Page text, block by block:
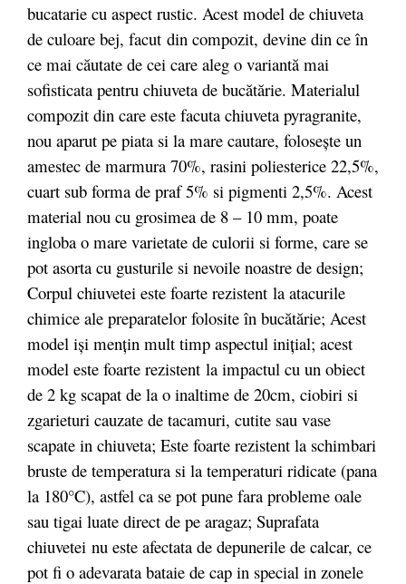
bucatarie cu aspect rustic. Acest model de chiuveta
de culoare bej, facut din compozit, devine din ce în
ce mai căutate de cei care aleg o variantă mai
sofisticata pentru chiuveta de bucătărie. Materialul
compozit din care este facuta chiuveta pyragranite,
nou aparut pe piata si la mare cautare, folosește un
amestec de marmura 70%, rasini poliesterice 22,5%,
cuart sub forma de praf 5% si pigmenti 2,5%. Acest
material nou cu grosimea de 8 – 10 mm, poate
ingloba o mare varietate de culorii si forme, care se
pot asorta cu gusturile si nevoile noastre de design;
Corpul chiuvetei este foarte rezistent la atacurile
chimice ale preparatelor folosite în bucătărie; Acest
model iși mențin mult timp aspectul inițial; acest
model este foarte rezistent la impactul cu un obiect
de 2 kg scapat de la o inaltime de 20cm, ciobiri si
zgarieturi cauzate de tacamuri, cutite sau vase
scapate in chiuveta; Este foarte rezistent la schimbari
bruste de temperatura si la temperaturi ridicate (pana
la 180°C), astfel ca se pot pune fara probleme oale
sau tigai luate direct de pe aragaz; Suprafata
chiuvetei nu este afectata de depunerile de calcar, ce
pot fi o adevarata bataie de cap in special in zonele